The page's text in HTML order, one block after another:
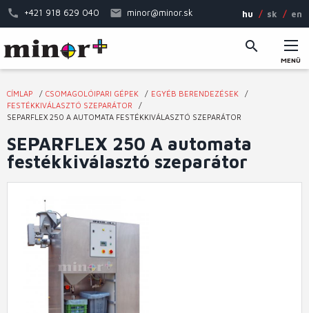
tartalomra
+421 918 629 040 minor@minor.sk hu sk en
Fő
navigáció
MENÜ
Jelenlegi
hely
CÍMLAP CSOMAGOLÓIPARI GÉPEK
EGYÉB BERENDEZÉSEK
FESTÉKKIVÁLASZTÓ SZEPARÁTOR
SEPARFLEX 250 A AUTOMATA FESTÉKKIVÁLASZTÓ SZEPARÁTOR
SEPARFLEX 250 A automata
festékkiválasztó szeparátor